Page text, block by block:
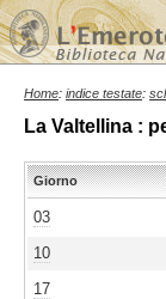
Home: indice testate:
La Valtellina :
Giorno
03
10
17